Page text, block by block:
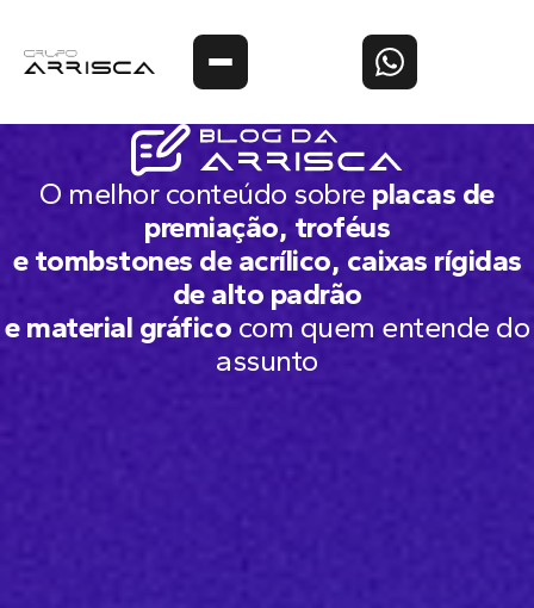
O melhor conteúdo sobre placas de
premiação, troféus
e tombstones de acrílico, caixas rígidas
de alto padrão
e material gráfico com quem entende do
assunto